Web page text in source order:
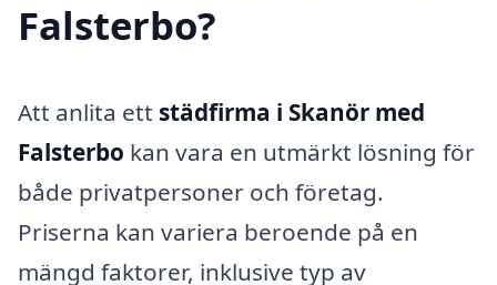
Falsterbo?
Att anlita ett städfirma i Skanör med
Falsterbo kan vara en utmärkt lösning för
både privatpersoner och företag.
Priserna kan variera beroende på en
mängd faktorer, inklusive typ av